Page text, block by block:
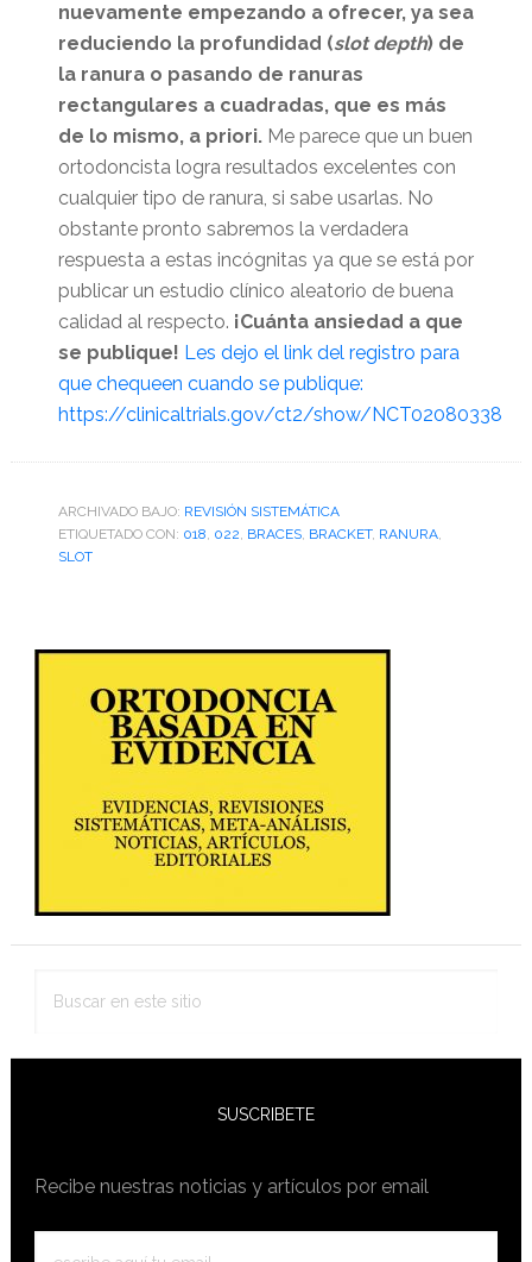
nuevamente empezando a ofrecer, ya sea
reduciendo la profundidad (slot depth) de
la ranura o pasando de ranuras
rectangulares a cuadradas, que es más
de lo mismo, a priori.Me parece que un buen
ortodoncista logra resultados excelentes con
cualquier tipo de ranura, si sabe usarlas. No
obstante pronto sabremos la verdadera
respuesta a estas incógnitas ya que se está por
publicar un estudio clínico aleatorio de buena
calidad al respecto. ¡Cuánta ansiedad a que
se publique! Les dejo el link del registro para
que chequeen cuando se publique:
https://clinicaltrials.gov/ct2/show/NCT02080338
ARCHIVADO BAJO: REVISIÓN SISTEMÁTICA
ETIQUETADO CON: 018, 022, BRACES, BRACKET, RANURA,
SLOT
Barra
lateral
primaria
SUSCRIBETE
Recibe nuestras noticias y artículos por email